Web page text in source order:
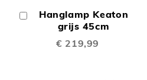
Hanglamp Keaton
grijs 45cm
€ 219,99
Winkelwagen